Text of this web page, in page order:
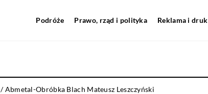
Podróże Prawo, rząd i polityka Reklama i druk
/Abmetal-Obróbka Blach Mateusz Leszczyński